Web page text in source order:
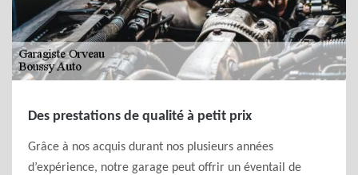
Des prestations de qualité à petit prix
Grâce à nos acquis durant nos plusieurs années
d’expérience, notre garage peut offrir un éventail de